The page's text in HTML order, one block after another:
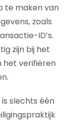
te maken van
zoals
ID’s.
zijn bij het
het verifiëren
slechts één